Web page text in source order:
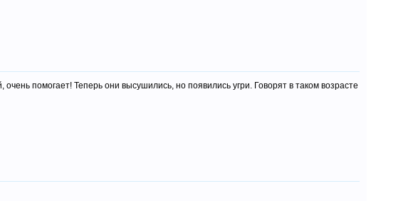
помогает! Теперь они высушились, но появились угри. Говорят в таком возрасте